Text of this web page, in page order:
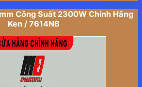
Công Suất 2300W Chinh Hãng
Ken / 7614NB